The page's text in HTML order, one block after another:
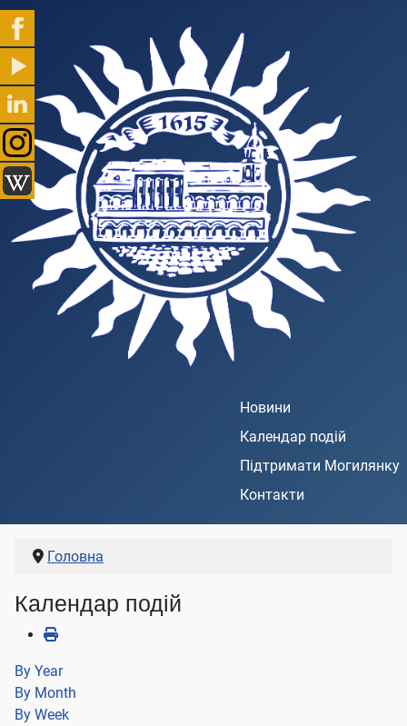
Новини
Календар подій
Підтримати Могилянку
Контакти
Головна
Календар подій
By Year
By Month
By Week